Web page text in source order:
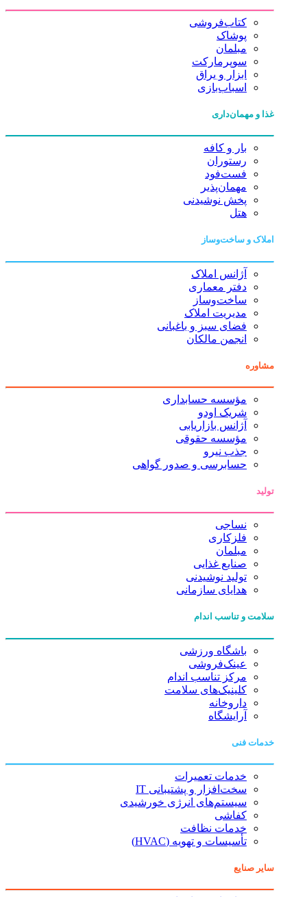
کتاب‌فروشی
پوشاک
مبلمان
سوپرمارکت
ابزار و یراق
اسباب‌بازی
غذا و مهمان‌داری
بار و کافه
رستوران
فست‌فود
مهمان‌پذیر
پخش نوشیدنی
هتل
املاک و ساخت‌وساز
آژانس املاک
دفتر معماری
ساخت‌وساز
مدیریت املاک
فضای سبز و باغبانی
انجمن مالکان
مشاوره
مؤسسه حسابداری
شریک اودو
آژانس بازاریابی
مؤسسه حقوقی
جذب نیرو
حسابرسی و صدور گواهی
تولید
نساجی
فلزکاری
مبلمان
صنایع غذایی
تولید نوشیدنی
هدایای سازمانی
سلامت و تناسب اندام
باشگاه ورزشی
عینک‌فروشی
مرکز تناسب اندام
کلینیک‌های سلامت
داروخانه
آرایشگاه
خدمات فنی
خدمات تعمیرات
سخت‌افزار و پشتیبانی IT
سیستم‌های انرژی خورشیدی
کفاشی
خدمات نظافت
تأسیسات و تهویه (HVAC)
سایر صنایع